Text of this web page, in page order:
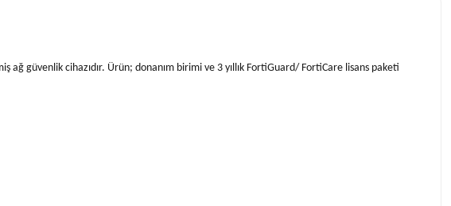
güvenlik cihazıdır. Ürün; donanım birimi ve 3 yıllık FortiGuard/ FortiCare lisans paketi